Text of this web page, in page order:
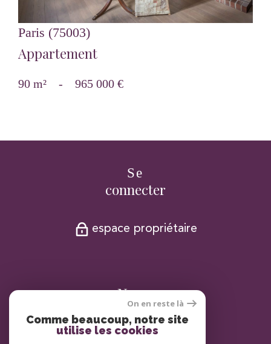
Paris (75003)
Appartement
90 m² - 965 000 €
Se
connecter
espace propriétaire
Nous
adhérons
On en reste là
Comme beaucoup, notre site
utilise les cookies